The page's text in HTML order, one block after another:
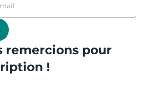
remercions pour
!